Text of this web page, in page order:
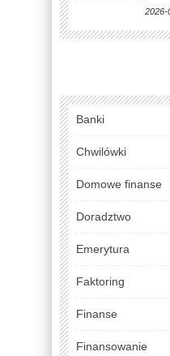
2026-
Banki
Chwilówki
Domowe finanse
Doradztwo
Emerytura
Faktoring
Finanse
Finansowanie